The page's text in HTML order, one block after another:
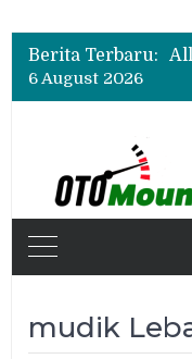
Berita Terbaru:
6 August 2026
mudik